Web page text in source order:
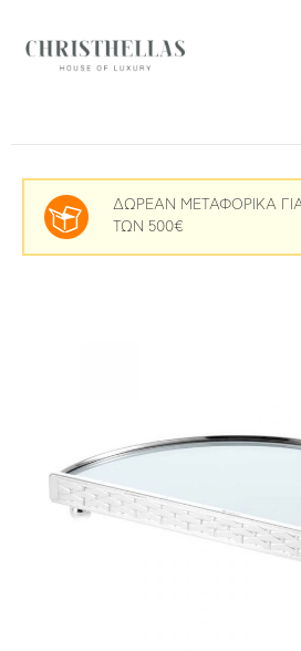
ΔΩΡΕΑΝ ΜΕΤΑΦΟΡΙΚΑ
ΤΩΝ 500€